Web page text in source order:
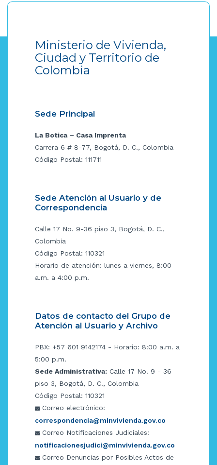
Ministerio de Vivienda,
Ciudad y Territorio de
Colombia
Sede Principal
La Botica – Casa Imprenta
Carrera 6 # 8-77, Bogotá, D. C., Colombia
Código Postal: 111711
Sede Atención al Usuario y de
Correspondencia
Calle 17 No. 9-36 piso 3, Bogotá, D. C.,
Colombia
Código Postal: 110321
Horario de atención: lunes a viernes, 8:00
a.m. a 4:00 p.m.
Datos de contacto del Grupo de
Atención al Usuario y Archivo
PBX: +57 601 9142174 - Horario: 8:00 a.m. a
5:00 p.m.
Sede Administrativa: Calle 17 No. 9 - 36
piso 3, Bogotá, D. C., Colombia
Código Postal: 110321
Correo electrónico:
correspondencia@minvivienda.gov.co
Correo Notificaciones Judiciales:
notificacionesjudici@minvivienda.gov.co
Correo Denuncias por Posibles Actos de